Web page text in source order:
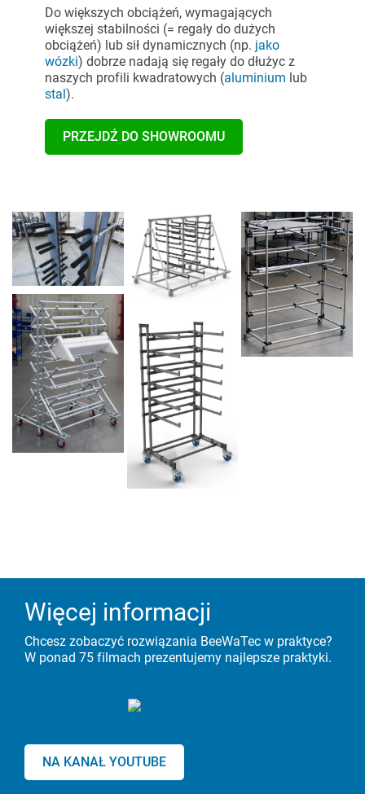
Do większych obciążeń, wymagających
większej stabilności (= regały do dużych
obciążeń) lub sił dynamicznych (np. jako
wózki) dobrze nadają się regały do dłużyc z
naszych profili kwadratowych (aluminium lub
stal ).
PRZEJDŹ DO SHOWROOMU
Więcej informacji
Chcesz zobaczyć rozwiązania BeeWaTec w praktyce?
W ponad 75 filmach prezentujemy najlepsze praktyki.
NA KANAŁ YOUTUBE